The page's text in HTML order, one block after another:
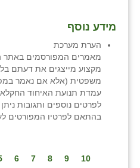
מידע נוסף
הערת מערכת
מאמרים המפורסמים באתר
מקצוע מייצגים את דעתם
משפטית (אלא אם נאמר
עמדת תנועת האיחוד החקלאי
לפרטים נוספים ותגובות
בהתאם לפרטיו המפורטים
6 7 8 9 10